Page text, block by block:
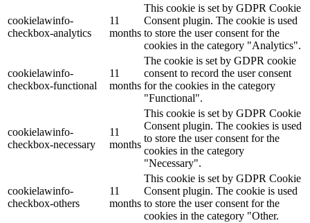
cookielawinfo-
checkbox-analytics
11
months
This cookie is set by GDPR Cookie
Consent plugin. The cookie is used
to store the user consent for the
cookies in the category "Analytics".
cookielawinfo-
checkbox-functional
11
months
The cookie is set by GDPR cookie
consent to record the user consent
for the cookies in the category
"Functional".
cookielawinfo-
checkbox-necessary
11
months
This cookie is set by GDPR Cookie
Consent plugin. The cookies is used
to store the user consent for the
cookies in the category
"Necessary".
cookielawinfo-
checkbox-others
11
months
This cookie is set by GDPR Cookie
Consent plugin. The cookie is used
to store the user consent for the
cookies in the category "Other.